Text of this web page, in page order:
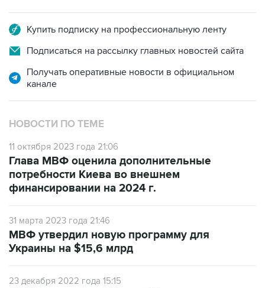
Купить подписку на профессиональную ленту
Подписаться на рассылку главных новостей сайта
Получать оперативные новости в официальном
канале
НОВОСТИ ПО ТЕМЕ
11 октября 2023 года 21:06
Глава МВФ оценила дополнительные
потребности Киева во внешнем
финансировании на 2024 г.
31 марта 2023 года 21:46
МВФ утвердил новую программу для
Украины на $15,6 млрд
23 декабря 2022 года 15:15